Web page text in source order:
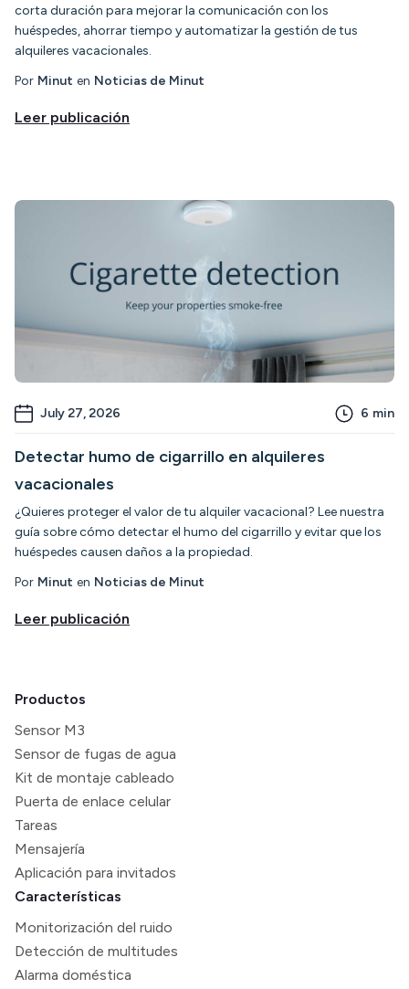
corta duración para mejorar la comunicación con los
huéspedes, ahorrar tiempo y automatizar la gestión de tus
alquileres vacacionales.
Por Minut en Noticias de Minut
Leer publicación
July 27, 2026 6 min
Detectar humo de cigarrillo en alquileres
vacacionales
¿Quieres proteger el valor de tu alquiler vacacional? Lee nuestra
guía sobre cómo detectar el humo del cigarrillo y evitar que los
huéspedes causen daños a la propiedad.
Por Minut en Noticias de Minut
Leer publicación
Productos
Sensor M3
Sensor de fugas de agua
Kit de montaje cableado
Puerta de enlace celular
Tareas
Mensajería
Aplicación para invitados
Características
Monitorización del ruido
Detección de multitudes
Alarma doméstica